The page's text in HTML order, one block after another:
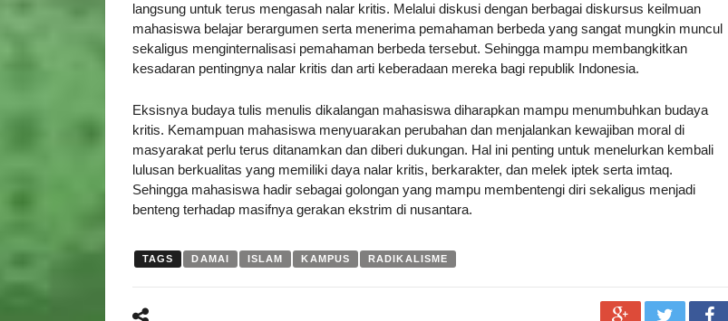
langsung untuk terus mengasah nalar kritis. Melalui diskusi dengan berbagai diskursus keilmuan
mahasiswa belajar berargumen serta menerima pemahaman berbeda yang sangat mungkin muncul
sekaligus menginternalisasi pemahaman berbeda tersebut. Sehingga mampu membangkitkan
kesadaran pentingnya nalar kritis dan arti keberadaan mereka bagi republik Indonesia.
Eksisnya budaya tulis menulis dikalangan mahasiswa diharapkan mampu menumbuhkan budaya
kritis. Kemampuan mahasiswa menyuarakan perubahan dan menjalankan kewajiban moral di
masyarakat perlu terus ditanamkan dan diberi dukungan. Hal ini penting untuk menelurkan kembali
lulusan berkualitas yang memiliki daya nalar kritis, berkarakter, dan melek iptek serta imtaq.
Sehingga mahasiswa hadir sebagai golongan yang mampu membentengi diri sekaligus menjadi
benteng terhadap masifnya gerakan ekstrim di nusantara.
TAGS DAMAI ISLAM KAMPUS RADIKALISME